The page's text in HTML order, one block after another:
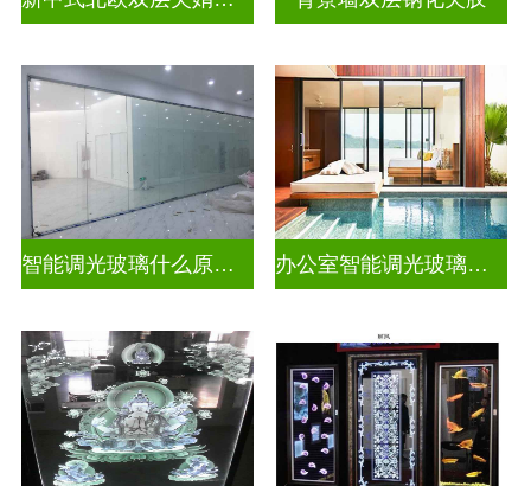
智能调光玻璃什么原理好一点 办公室智能调光玻璃门图片